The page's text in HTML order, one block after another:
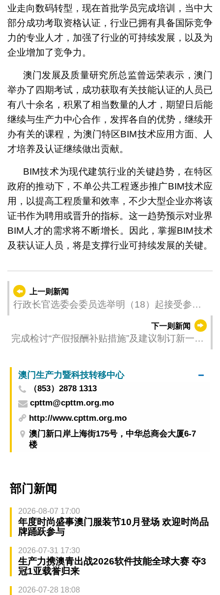
业走向数码转型，现在首批学员完成培训，当中大
部分成功考取资格认证，行业已拥有具备国际竞争
力的专业人才，加强了行业的可持续发展，以及为
企业增加了竞争力。
澳门发展及质量研究所总监曾远荣表示，澳门
举办了四期考试，成功获取有关技能认证的人员已
有八十余名，积累了相当数量的人才，期望日后能
继续与生产力中心合作，发挥各自的优势，继续开
办有关的课程，为澳门特区BIM技术应用方面、人
才培养及认证继续做出贡献。
BIM技术为现代建筑行业的关键趋势，在特区
政府的推动下，不单公共工程逐步推广BIM技术应
用，以提高工程质量和效率，不少大型企业亦将该
证书作为聘用或晋升的指标。这一趋势预示对业界
BIM人才的需求将不断增长。因此，掌握BIM技术
及获认证人员，将是支撑行业可持续发展的关键。
上一则新闻
行政长官选委会委员选举明（18）起接受参选
下一则新闻
完成检讨“产假报酬补贴措施”及建议制订新一轮
澳门生产力暨科技转移中心
（853）2878 1313
cpttm@cpttm.org.mo
http://www.cpttm.org.mo
澳门新口岸上海街175号，中华总商会大厦6-7
楼
部门新闻
2026-08-07 17:00
年度时尚盛事澳门服装节10月登场 欢迎时尚品
牌踊跃参与
2026-07-31 17:30
生产力携澳青出战2026软件技能全球大赛 夺3
冠1亚载誉归来
2026-07-28 18:08